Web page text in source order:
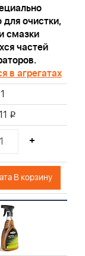
для очистки,
смазки
частей
в агрегатах
1
i
+
В корзину